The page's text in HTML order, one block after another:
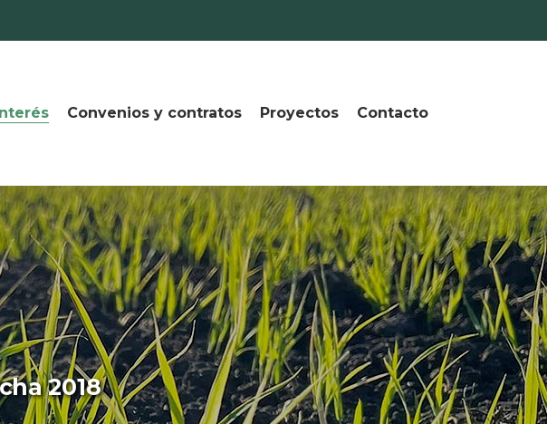
Convenios y contratos Proyectos Contacto
2018